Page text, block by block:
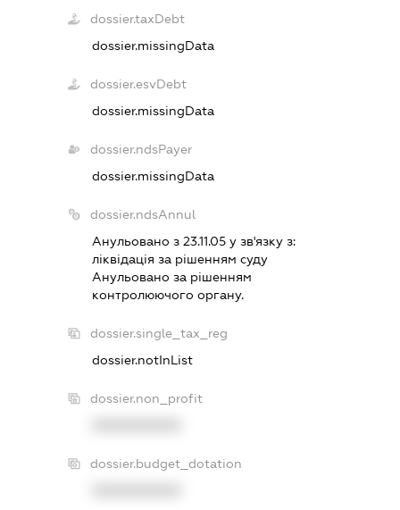
dossier.taxDebt
dossier.missingData
dossier.esvDebt
dossier.missingData
dossier.ndsPayer
dossier.missingData
dossier.ndsAnnul
Анульовано з 23.11.05 у зв'язку з:
лiквiдацiя за рiшенням суду
Анульовано за рiшенням
контролюючого органу.
dossier.single_tax_reg
dossier.notInList
dossier.non_profit
dossier.budget_dotation